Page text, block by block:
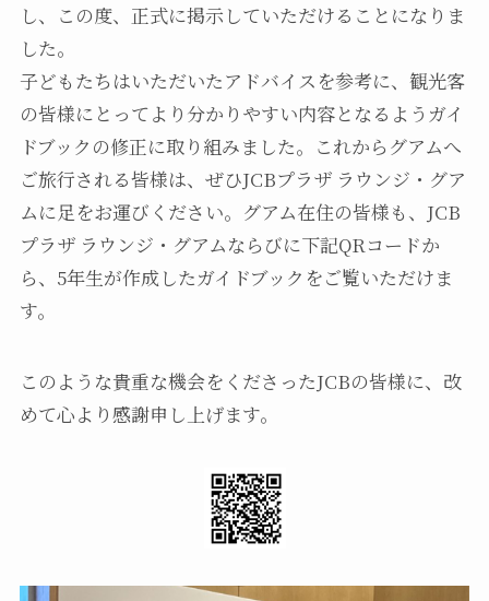
し、この度、正式に掲示していただけることになりま
した。
子どもたちはいただいたアドバイスを参考に、観光客
の皆様にとってより分かりやすい内容となるようガイ
ドブックの修正に取り組みました。これからグアムへ
ご旅行される皆様は、ぜひJCBプラザ ラウンジ・グア
ムに足をお運びください。グアム在住の皆様も、JCB
プラザ ラウンジ・グアムならびに下記QRコードか
ら、5年生が作成したガイドブックをご覧いただけま
す。
このような貴重な機会をくださったJCBの皆様に、改
めて心より感謝申し上げます。